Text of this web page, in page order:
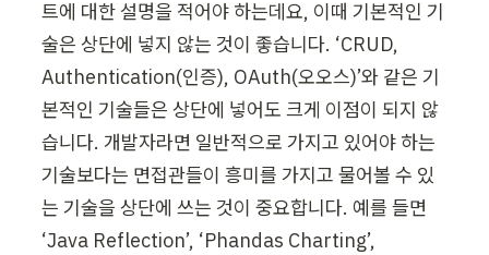
트에 대한 설명을 적어야 하는데요, 이때 기본적인 기
술은 상단에 넣지 않는 것이 좋습니다. ‘CRUD,
Authentication(인증), OAuth(오오스)’와 같은 기
본적인 기술들은 상단에 넣어도 크게 이점이 되지 않
습니다. 개발자라면 일반적으로 가지고 있어야 하는
기술보다는 면접관들이 흥미를 가지고 물어볼 수 있
는 기술을 상단에 쓰는 것이 중요합니다. 예를 들면
‘Java Reflection’, ‘Phandas Charting’,